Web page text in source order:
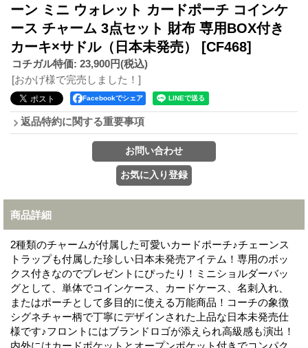
ーン ミニ ウォレット カードポーチ コインケ
ース チャーム 3点セット 財布 専用BOX付き
カーキ×サドル（日本未発売） [CF468]
コチガル特価: 23,900円(税込)
[おかげ様で完売しました！]
Facebookでシェア
返品特約に関する重要事項
商品詳細
2種類のチャームが付属した可愛いカードポーチ♪チェーンス
トラップも付属した珍しい日本未発売アイテム！専用のボッ
クス付きなのでプレゼントにぴったり！ミニショルダーバッ
グとして、単体でコインケース、カードケース、名刺入れ、
またはポーチとして多目的に使える万能商品！コーチの象徴
シグネチャー柄で丁寧にデザインされた上品な日本未発売仕
様です♪フロントにはブランドロゴが添えられ高級感も演出！
内外にはカードポケットとオープンポケット付きでコンパク